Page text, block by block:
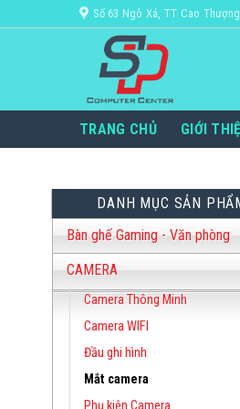
qua
Số 63 Ngô Xá, TT Cao
TRANG CHỦ GIỚI
DANH MỤC SẢN
Bàn ghế Gaming - Văn phòng
CAMERA
Camera Thông Minh
Camera WIFI
Đầu ghi hình
Mắt camera
Phụ kiện Camera